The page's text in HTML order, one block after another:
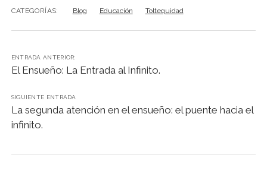
e
b
o
o
s
A
p
p
e
dI
gr
a
l
Li ar
CATEGORÍAS: Blog Educación Toltequidad
ENTRADA ANTERIOR:
El Ensueño: La Entrada al Infinito.
SIGUIENTE ENTRADA
La segunda atención en el ensueño: el puente hacia el
infinito.